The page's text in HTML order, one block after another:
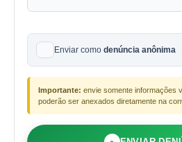
Enviar como denúncia anônima
Importante: envie somente informações
poderão ser anexados diretamente na